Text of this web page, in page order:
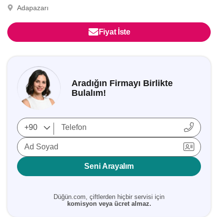
Adapazarı
Fiyat İste
Aradığın Firmayı Birlikte
Bulalım!
Ad Soyad
Seni Arayalım
Düğün.com, çiftlerden hiçbir servisi için
komisyon veya ücret almaz.